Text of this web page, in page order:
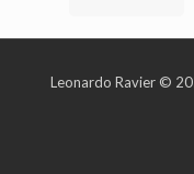
Leonardo Ravier ©